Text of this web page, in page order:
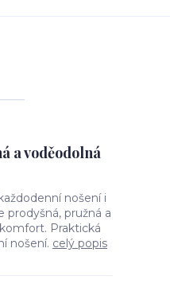
a voděodolná
nošení i
pružná a
Praktická
nošení. celý popis